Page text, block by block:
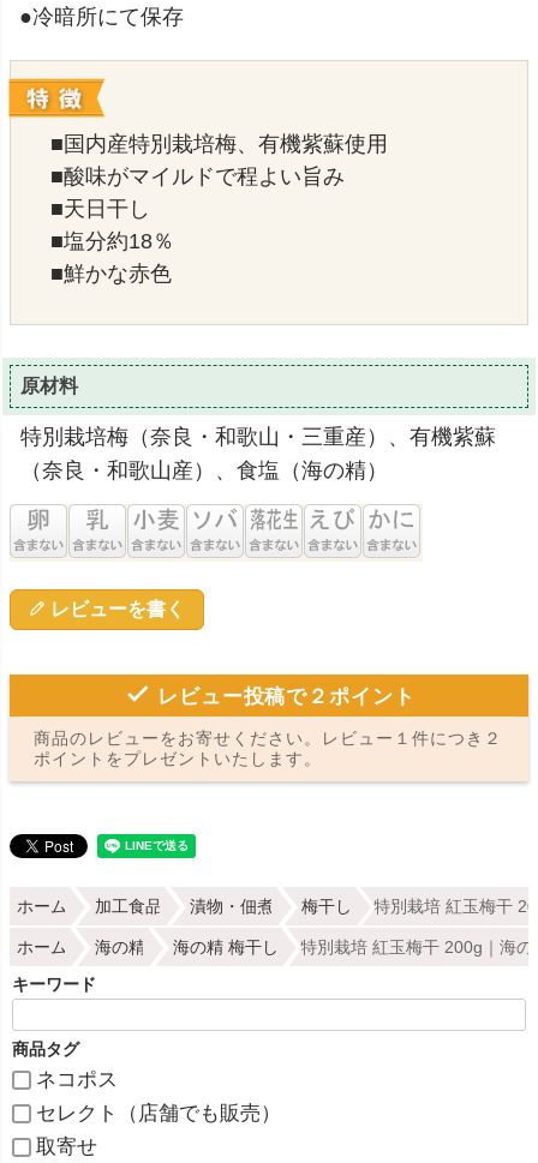
●冷暗所にて保存
■国内産特別栽培梅、有機紫蘇使用
■酸味がマイルドで程よい旨み
■天日干し
■塩分約18％
■鮮かな赤色
原材料
特別栽培梅（奈良・和歌山・三重産）、有機紫蘇
（奈良・和歌山産）、食塩（海の精）
レビューを書く
レビュー投稿で２ポイント
商品のレビューをお寄せください。レビュー１件につき２
ポイントをプレゼントいたします。
ホーム 加工食品 漬物・佃煮 梅干し 特別栽培 紅玉梅干
ホーム 海の精 海の精 梅干し 特別栽培 紅玉梅干 200g｜海の
キーワード
商品タグ
ネコポス
セレクト（店舗でも販売）
取寄せ